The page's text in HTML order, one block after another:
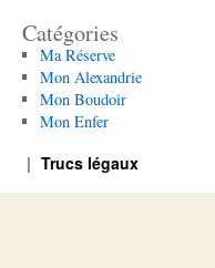
Catégories
Ma Réserve
Mon Alexandrie
Mon Boudoir
Mon Enfer
Trucs légaux